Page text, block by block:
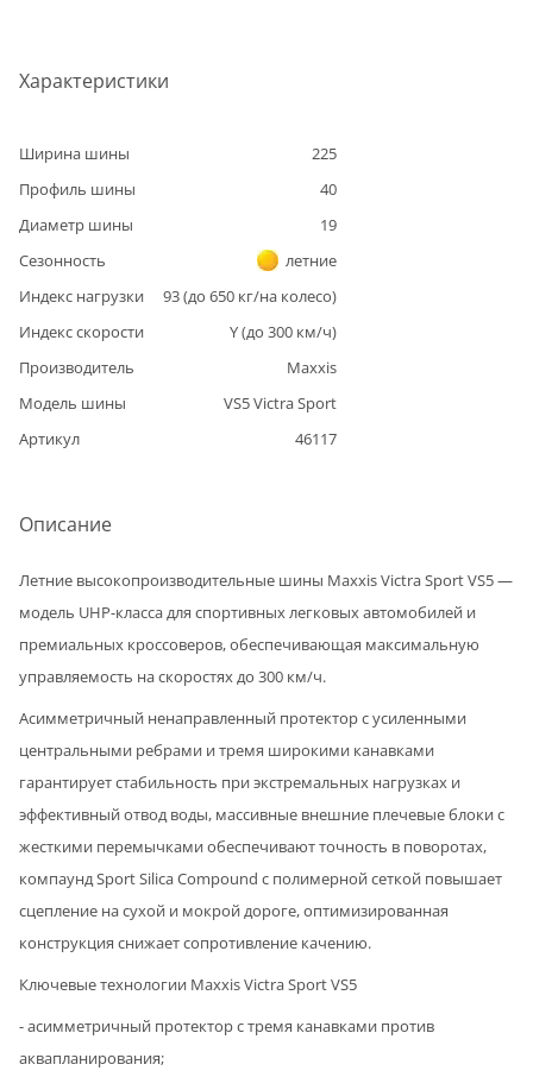
Характеристики
Ширина шины
225
Профиль шины
40
Диаметр шины
19
Сезонность
летние
Индекс нагрузки
93(до 650 кг/на колесо)
Индекс скорости
Y(до 300 км/ч)
Производитель
Maxxis
Модель шины
VS5 Victra Sport
Артикул
46117
Описание
Летние высокопроизводительные шины Maxxis Victra Sport VS5 —
модель UHP-класса для спортивных легковых автомобилей и
премиальных кроссоверов, обеспечивающая максимальную
управляемость на скоростях до 300 км/ч.
Асимметричный ненаправленный протектор с усиленными
центральными ребрами и тремя широкими канавками
гарантирует стабильность при экстремальных нагрузках и
эффективный отвод воды, массивные внешние плечевые блоки с
жесткими перемычками обеспечивают точность в поворотах,
компаунд Sport Silica Compound с полимерной сеткой повышает
сцепление на сухой и мокрой дороге, оптимизированная
конструкция снижает сопротивление качению.
Ключевые технологии Maxxis Victra Sport VS5
- асимметричный протектор с тремя канавками против
аквапланирования;